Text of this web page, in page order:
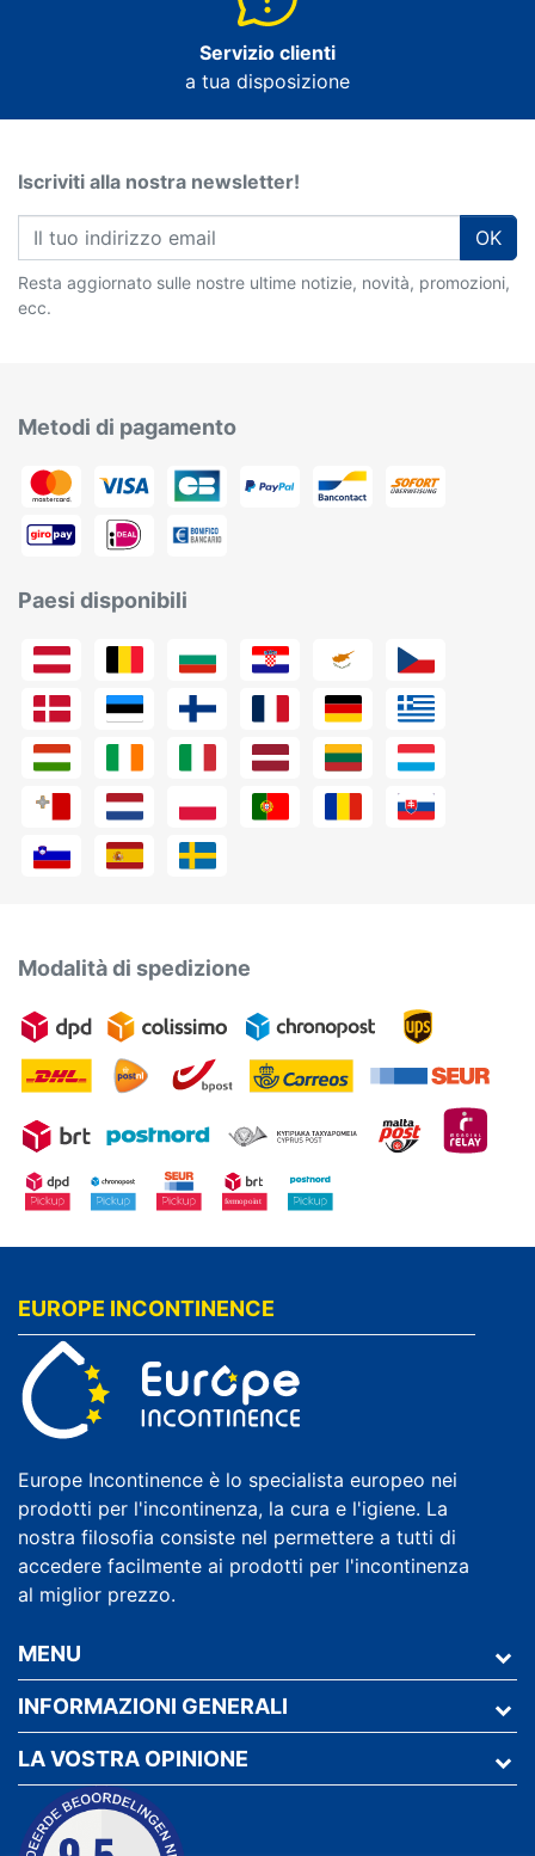
Servizio clienti
a tua disposizione
Iscriviti alla nostra newsletter!
OK
Resta aggiornato sulle nostre ultime notizie, novità, promozioni,
ecc.
Metodi di pagamento
Paesi disponibili
Modalità di spedizione
EUROPE INCONTINENCE
Europe Incontinence è lo specialista europeo nei
prodotti per l'incontinenza, la cura e l'igiene. La
nostra filosofia consiste nel permettere a tutti di
accedere facilmente ai prodotti per l'incontinenza
al miglior prezzo.
MENU
INFORMAZIONI GENERALI
LA VOSTRA OPINIONE